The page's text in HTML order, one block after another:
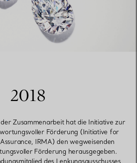
2018
Zusammenarbeit hat die Initiative zur
Förderung (Initiative for
IRMA) den wegweisenden
Förderung herausgegeben.
des Lenkungsausschusses